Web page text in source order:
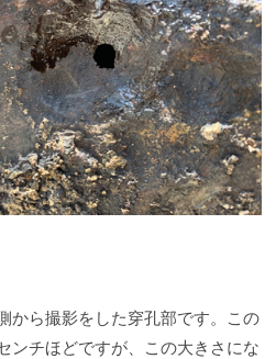
から撮影をした穿孔部です。この
ンチほどですが、この大きさにな